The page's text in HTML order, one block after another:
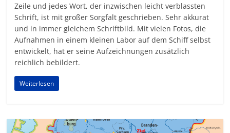
Zeile und jedes Wort, der inzwischen leicht verblassten
Schrift, ist mit großer Sorgfalt geschrieben. Sehr akkurat
und in immer gleichem Schriftbild. Mit vielen Fotos, die
Aufnahmen in einem kleinen Labor auf dem Schiff selbst
entwickelt, hat er seine Aufzeichnungen zusätzlich
reichlich bebildert.
Weiterlesen